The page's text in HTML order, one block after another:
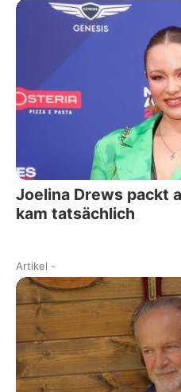
Joelina Drews packt
kam tatsächlich
Artikel -